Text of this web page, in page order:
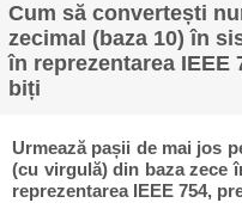
Cum să convertești
zecimal (baza 10) în
în reprezentarea IEEE
biți
Urmează pașii de mai jos
(cu virgulă) din baza zece
reprezentarea IEEE 754,